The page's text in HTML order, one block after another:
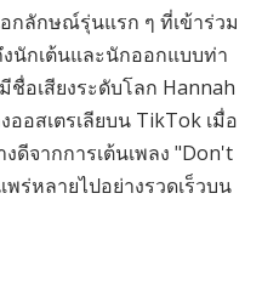
กลักษณ์รุ่นแรก ๆ ที่เข้าร่วม
นักเต้นและนักออกแบบท่า
ชื่อเสียงระดับโลก Hannah
อสเตรเลียบน TikTok เมื่อ
ดีจากการเต้นเพลง "Don't
ร่หลายไปอย่างรวดเร็วบน